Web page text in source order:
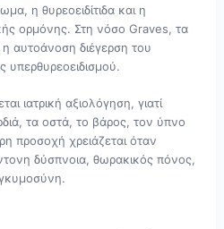
η θυρεοειδίτιδα και η
ορμόνης. Στη νόσο Graves, τα
αυτοάνοση διέγερση του
υπερθυρεοειδισμού.
ιατρική αξιολόγηση, γιατί
τα οστά, το βάρος, τον ύπνο
προσοχή χρειάζεται όταν
δύσπνοια, θωρακικός πόνος,